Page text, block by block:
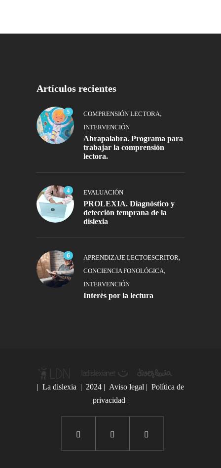
Artículos recientes
5 COMPRENSIÓN LECTORA,
INTERVENCIÓN
Abrapalabra. Programa para
trabajar la comprensión
lectora.
4 EVALUACIÓN
PROLEXIA. Diagnóstico y
detección temprana de la
dislexia
6 APRENDIZAJE LECTOESCRITOR,
CONCIENCIA FONOLÓGICA,
INTERVENCIÓN
Interés por la lectura
| La dislexia | 2024 | Aviso legal | Política de
privacidad |